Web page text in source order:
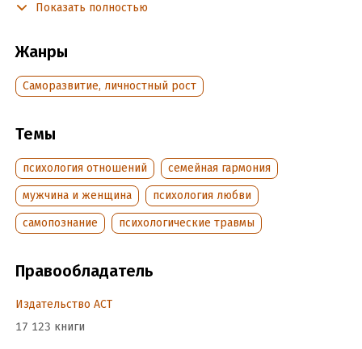
разгадке и узнаешь о том, как детский опыт влияет на
сценарии разрушают наши отношения и как, наконец,
прийти к взаимной и гармоничной любви.
В книге тебя ждет:
отношений;
• характеристика типов привязанности;
• описание деструктивных моделей поведения;
сторону.
Показать полностью
Жанры
Саморазвитие, личностный рост
Темы
психология отношений
семейная гармония
мужчина и женщина
психология любви
самопознание
психологические травмы
Правообладатель
Издательство АСТ
17 123 книги